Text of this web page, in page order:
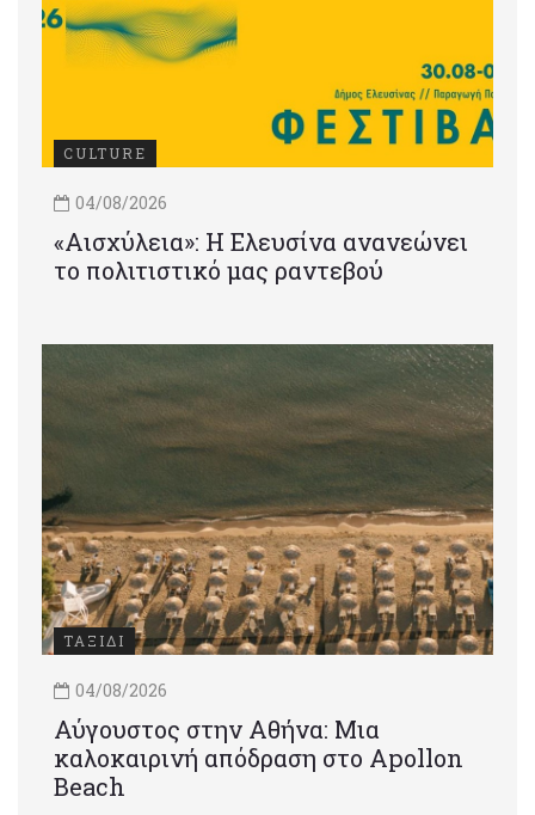
CULTURE
04/08/2026
«Αισχύλεια»: Η Ελευσίνα ανανεώνει
το πολιτιστικό μας ραντεβού
ΤΑΞΙΔΙ
04/08/2026
Αύγουστος στην Αθήνα: Μια
καλοκαιρινή απόδραση στο Apollon
Beach